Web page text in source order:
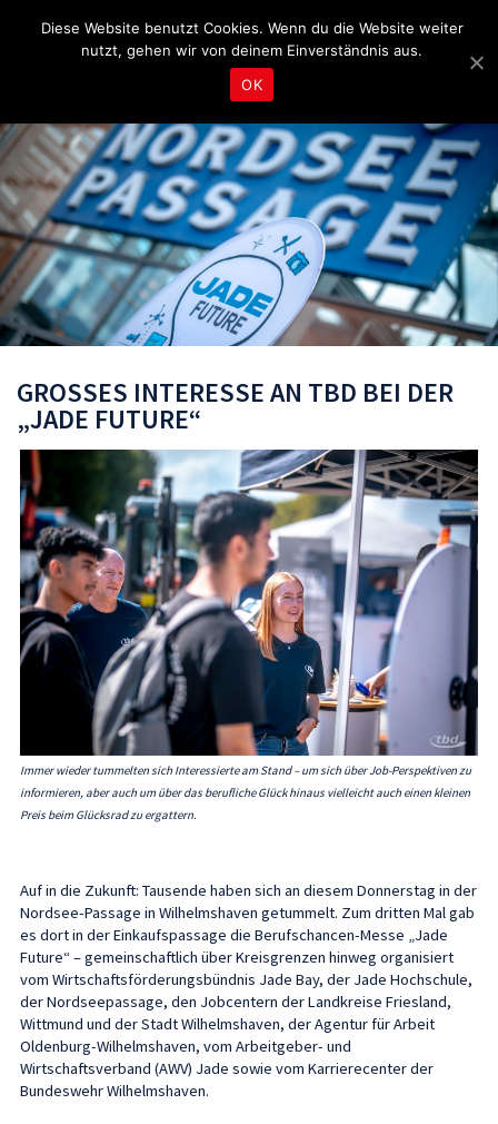
GROSSES INTERESSE AN TBD BEI DER „
JADE FUTURE“
Immer wieder tummelten sich Interessierte am Stand – um sich über Job-Perspektiven zu
informieren, aber auch um über das berufliche Glück hinaus vielleicht auch einen kleinen
Preis beim Glücksrad zu ergattern.
Auf in die Zukunft: Tausende haben sich an diesem Donnerstag in der
Nordsee-Passage in Wilhelmshaven getummelt. Zum dritten Mal gab
es dort in der Einkaufspassage die Berufschancen-Messe „Jade
Future“ – gemeinschaftlich über Kreisgrenzen hinweg organisiert
vom Wirtschaftsförderungsbündnis Jade Bay, der Jade Hochschule,
der Nordseepassage, den Jobcentern der Landkreise Friesland,
Wittmund und der Stadt Wilhelmshaven, der Agentur für Arbeit
Oldenburg-Wilhelmshaven, vom Arbeitgeber- und
Wirtschaftsverband (AWV) Jade sowie vom Karrierecenter der
Bundeswehr Wilhelmshaven.
Diese Website benutzt Cookies. Wenn du die Website weiter
nutzt, gehen wir von deinem Einverständnis aus.
OK